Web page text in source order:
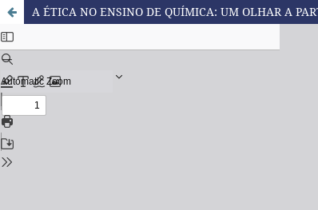
A ÉTICA NO ENSINO DE QUÍMICA: UM OLHAR A